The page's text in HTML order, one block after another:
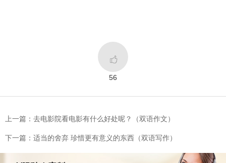

56
上一篇：去电影院看电影有什么好处呢？（双语作文）
下一篇：适当的舍弃 珍惜更有意义的东西（双语写作）